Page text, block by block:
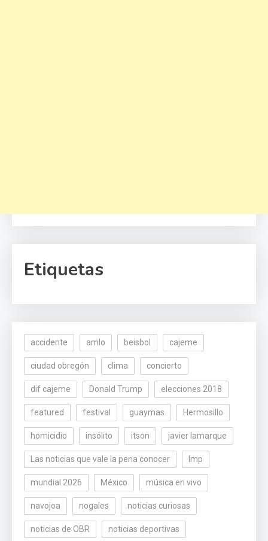
Etiquetas
accidente amlo beisbol cajeme
ciudad obregón clima concierto
dif cajeme Donald Trump elecciones 2018
featured festival guaymas Hermosillo
homicidio insólito itson javier lamarque
Las noticias que vale la pena conocer lmp
mundial 2026 México música en vivo
navojoa nogales noticias curiosas
noticias de OBR noticias deportivas